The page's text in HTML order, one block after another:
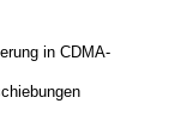
in CDMA-